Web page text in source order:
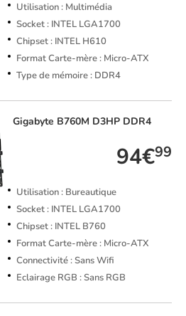
Utilisation : Multimédia
Socket : INTEL LGA1700
Chipset : INTEL H610
Format Carte-mère : Micro-ATX
Type de mémoire : DDR4
Gigabyte B760M D3HP DDR4
94€99
Utilisation : Bureautique
Socket : INTEL LGA1700
Chipset : INTEL B760
Format Carte-mère : Micro-ATX
Connectivité : Sans Wifi
Eclairage RGB : Sans RGB